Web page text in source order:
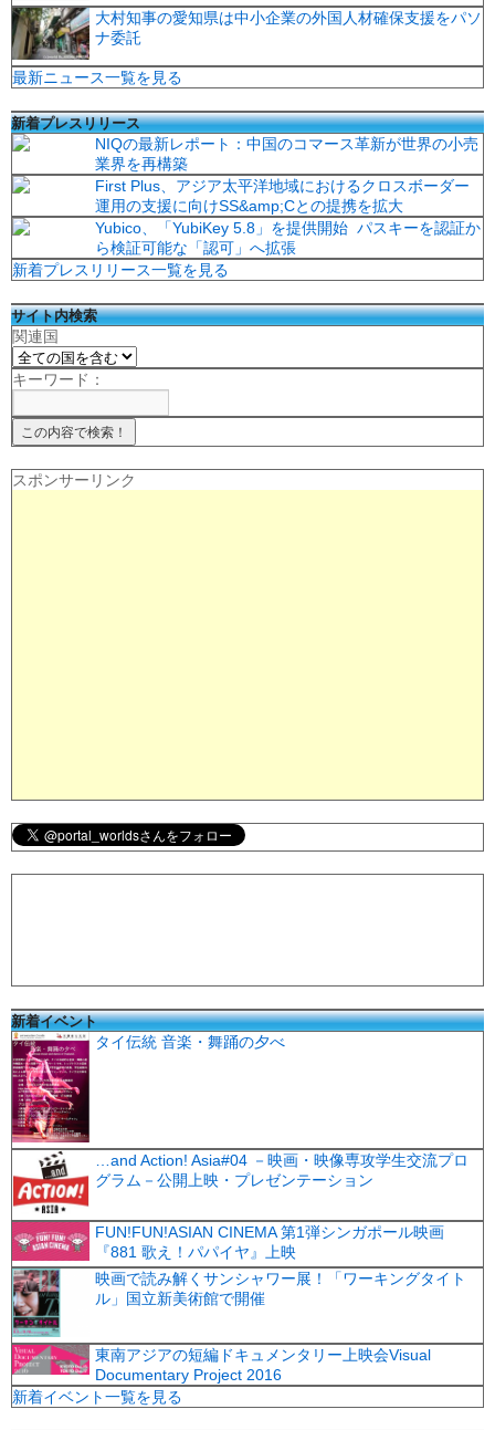
大村知事の愛知県は中小企業の外国人材確保支援をパソ
ナ委託
最新ニュース一覧を見る
新着プレスリリース
NIQの最新レポート：中国のコマース革新が世界の小売
業界を再構築
First Plus、アジア太平洋地域におけるクロスボーダー
運用の支援に向けSS&amp;Cとの提携を拡大
Yubico、「YubiKey 5.8」を提供開始 パスキーを認証か
ら検証可能な「認可」へ拡張
新着プレスリリース一覧を見る
サイト内検索
関連国
キーワード：
スポンサーリンク
新着イベント
タイ伝統 音楽・舞踊の夕べ
…and Action! Asia#04 －映画・映像専攻学生交流プロ
グラム－公開上映・プレゼンテーション
FUN!FUN!ASIAN CINEMA 第1弾シンガポール映画
『881 歌え！パパイヤ』上映
映画で読み解くサンシャワー展！「ワーキングタイト
ル」国立新美術館で開催
東南アジアの短編ドキュメンタリー上映会Visual
Documentary Project 2016
新着イベント一覧を見る